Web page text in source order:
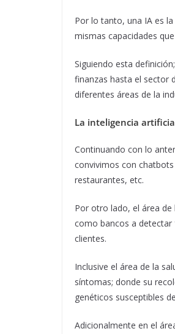
Por lo tanto, una IA es
mismas capacidades
Siguiendo esta
finanzas hasta el sector
diferentes áreas de la
La inteligencia
Continuando con lo
convivimos con
restaurantes, etc.
Por otro lado, el área
como bancos a detectar
clientes.
Inclusive el área de la
síntomas; donde su
genéticos susceptibles
Adicionalmente en el